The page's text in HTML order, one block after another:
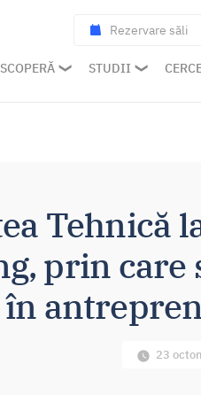
Rezervare săli
STUDII
Tehnică
prin care
în
23